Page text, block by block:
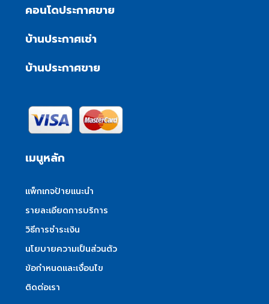
คอนโดประกาศขาย
บ้านประกาศเช่า
บ้านประกาศขาย
เมนูหลัก
แพ็กเกจป้ายแนะนำ
รายละเอียดการบริการ
วิธีการชำระเงิน
นโยบายความเป็นส่วนตัว
ข้อกำหนดและเงื่อนไข
ติดต่อเรา